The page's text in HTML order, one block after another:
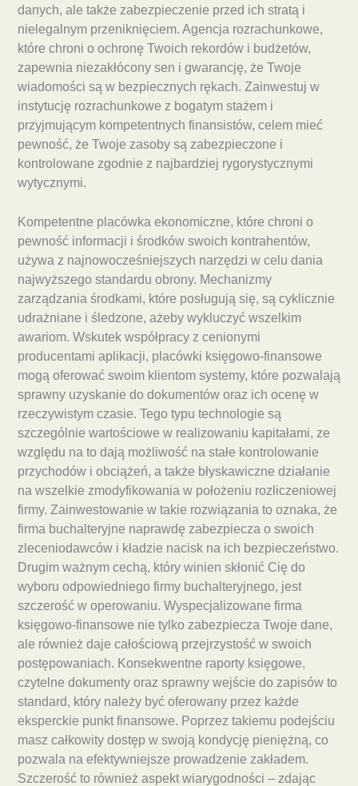
danych, ale także zabezpieczenie przed ich stratą i
nielegalnym przeniknięciem. Agencja rozrachunkowe,
które chroni o ochronę Twoich rekordów i budżetów,
zapewnia niezakłócony sen i gwarancję, że Twoje
wiadomości są w bezpiecznych rękach. Zainwestuj w
instytucję rozrachunkowe z bogatym stażem i
przyjmującym kompetentnych finansistów, celem mieć
pewność, że Twoje zasoby są zabezpieczone i
kontrolowane zgodnie z najbardziej rygorystycznymi
wytycznymi.
Kompetentne placówka ekonomiczne, które chroni o
pewność informacji i środków swoich kontrahentów,
używa z najnowocześniejszych narzędzi w celu dania
najwyższego standardu obrony. Mechanizmy
zarządzania środkami, które posługują się, są cyklicznie
udrażniane i śledzone, ażeby wykluczyć wszelkim
awariom. Wskutek współpracy z cenionymi
producentami aplikacji, placówki księgowo-finansowe
mogą oferować swoim klientom systemy, które pozwalają
sprawny uzyskanie do dokumentów oraz ich ocenę w
rzeczywistym czasie. Tego typu technologie są
szczególnie wartościowe w realizowaniu kapitałami, ze
względu na to dają możliwość na stałe kontrolowanie
przychodów i obciążeń, a także błyskawiczne działanie
na wszelkie zmodyfikowania w położeniu rozliczeniowej
firmy. Zainwestowanie w takie rozwiązania to oznaka, że
firma buchalteryjne naprawdę zabezpiecza o swoich
zleceniodawców i kładzie nacisk na ich bezpieczeństwo.
Drugim ważnym cechą, który winien skłonić Cię do
wyboru odpowiedniego firmy buchalteryjnego, jest
szczerość w operowaniu. Wyspecjalizowane firma
księgowo-finansowe nie tylko zabezpiecza Twoje dane,
ale również daje całościową przejrzystość w swoich
postępowaniach. Konsekwentne raporty księgowe,
czytelne dokumenty oraz sprawny wejście do zapisów to
standard, który należy być oferowany przez każde
eksperckie punkt finansowe. Poprzez takiemu podejściu
masz całkowity dostęp w swoją kondycję pieniężną, co
pozwala na efektywniejsze prowadzenie zakładem.
Szczerość to również aspekt wiarygodności – zdając